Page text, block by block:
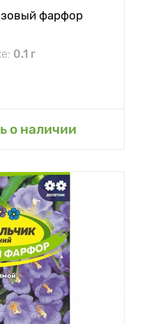
фарфор
0.1 г
о наличии